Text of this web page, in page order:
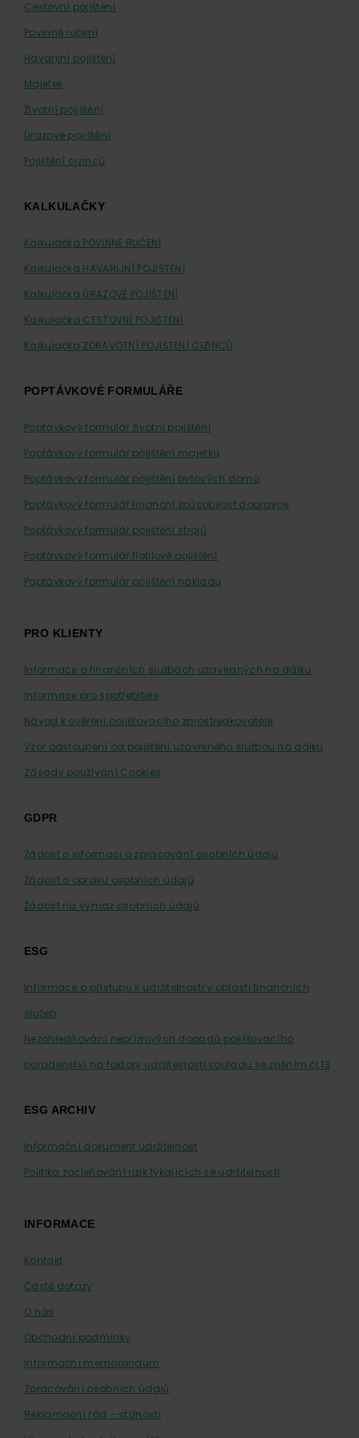
Cestovní pojištění
Povinné ručení
Havarijní pojištění
Majetek
Životní pojištění
Úrazové pojištění
Pojištění cizinců
KALKULAČKY
Kalkulačka POVINNÉ RUČENÍ
Kalkulačka HAVARIJNÍ POJIŠTĚNÍ
Kalkulačka ÚRAZOVÉ POJIŠTĚNÍ
Kalkulačka CESTOVNÍ POJIŠTĚNÍ
Kalkulačka ZDRAVOTNÍ POJIŠTĚNÍ CIZINCŮ
POPTÁVKOVÉ FORMULÁŘE
Poptávkový formulář životní pojištění
Poptávkový formulář pojištění majetku
Poptávkový formulář pojištění bytových domů
Poptávkový formulář finanční způsobilost dopravce
Poptávkový formulář pojištění strojů
Poptávkový formulář flotilové pojištění
Poptávkový formulář pojištění nákladu
PRO KLIENTY
Informace o finančních službách uzavíraných na dálku
Informace pro spotřebitele
Návod k ověření pojišťovacího zprostředkovatele
Vzor odstoupení od pojištění uzavřeného službou na dálku
Zásady používání Cookies
GDPR
Žádost o informaci o zpracování osobních údajů
Žádost o opravu osobních údajů
Žádost na výmaz osobních údajů
ESG
Informace o přístupu k udržitelnosti v oblasti finančních
služeb
Nezohledňování nepříznivých dopadů pojišťovacího
poradenství na faktory udržitelnosti souladu se zněním čl.13
ESG ARCHIV
Informační dokument udržitelnost
Politika začleňování rizik týkajících se udržitelnosti
INFORMACE
Kontakt
Časté dotazy
O nás
Obchodní podmínky
Informační memorandum
Zpracování osobních údajů
Reklamační řád – stížnosti